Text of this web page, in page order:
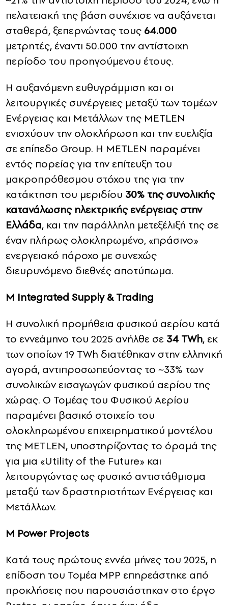
πελατειακή της βάση συνέχισε να αυξάνεται
σταθερά, ξεπερνώντας τους 64.000
μετρητές, έναντι 50.000 την αντίστοιχη
περίοδο του προηγούμενου έτους.
Η αυξανόμενη ευθυγράμμιση και οι
λειτουργικές συνέργειες μεταξύ των τομέων
Ενέργειας και Μετάλλων της METLEN
ενισχύουν την ολοκλήρωση και την ευελιξία
σε επίπεδο Group. Η METLEN παραμένει
εντός πορείας για την επίτευξη του
μακροπρόθεσμου στόχου της για την
κατάκτηση του μεριδίου 30% της συνολικής
κατανάλωσης ηλεκτρικής ενέργειας στην
Ελλάδα, και την παράλληλη μετεξέλιξή της σε
έναν πλήρως ολοκληρωμένο, «πράσινο»
ενεργειακό πάροχο με συνεχώς
διευρυνόμενο διεθνές αποτύπωμα.
M Integrated Supply&Trading
Η συνολική προμήθεια φυσικού αερίου κατά
το εννεάμηνο του 2025 ανήλθε σε 34 TWh, εκ
των οποίων 19 TWh διατέθηκαν στην ελληνική
αγορά, αντιπροσωπεύοντας το ~33% των
συνολικών εισαγωγών φυσικού αερίου της
χώρας. Ο Τομέας του Φυσικού Αερίου
παραμένει βασικό στοιχείο του
ολοκληρωμένου επιχειρηματικού μοντέλου
της METLEN, υποστηρίζοντας το όραμά της
για μια «Utility of the Future» και
λειτουργώντας ως φυσικό αντιστάθμισμα
μεταξύ των δραστηριοτήτων Ενέργειας και
Μετάλλων.
M Power Projects
Κατά τους πρώτους εννέα μήνες του 2025, η
επίδοση του Τομέα MPP επηρεάστηκε από
προκλήσεις που παρουσιάστηκαν στο έργο